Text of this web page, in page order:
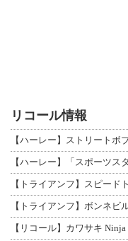
リコール情報
【ハーレー】ストリートボ
【トライアンフ】スピード
【リコール】カワサキ